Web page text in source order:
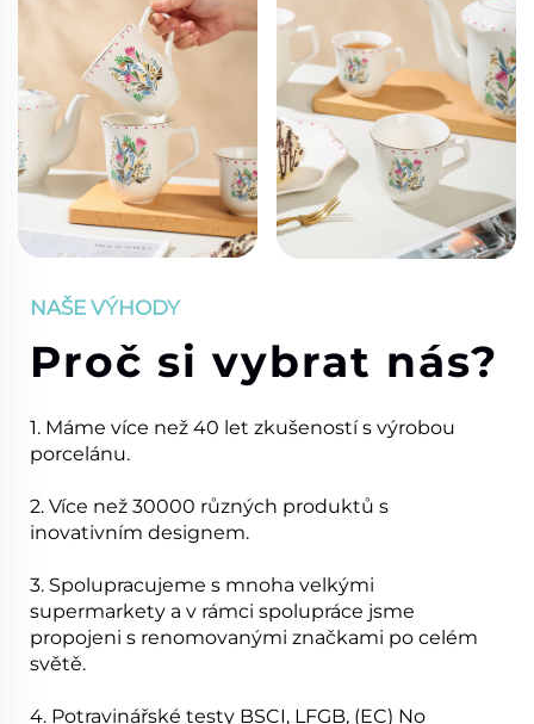
NAŠE VÝHODY
Proč si vybrat nás?
1. Máme více než 40 let zkušeností s výrobou
porcelánu.
2. Více než 30000 různých produktů s
inovativním designem.
3. Spolupracujeme s mnoha velkými
supermarkety a v rámci spolupráce jsme
propojeni s renomovanými značkami po celém
světě.
4. Potravinářské testy BSCI, LFGB, (EC) No